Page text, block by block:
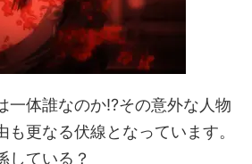
一体誰なのか⁉️その意外な人物
も更なる伏線となっています。
している？